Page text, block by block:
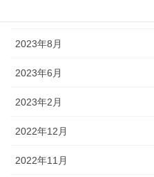
2023年8月
2023年6月
2023年2月
2022年12月
2022年11月